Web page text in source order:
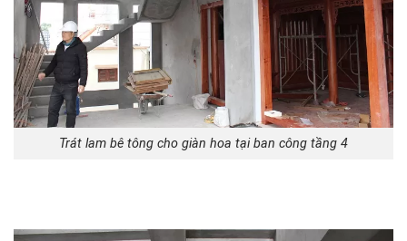
Trát lam bê tông cho giàn hoa tại ban công tầng 4